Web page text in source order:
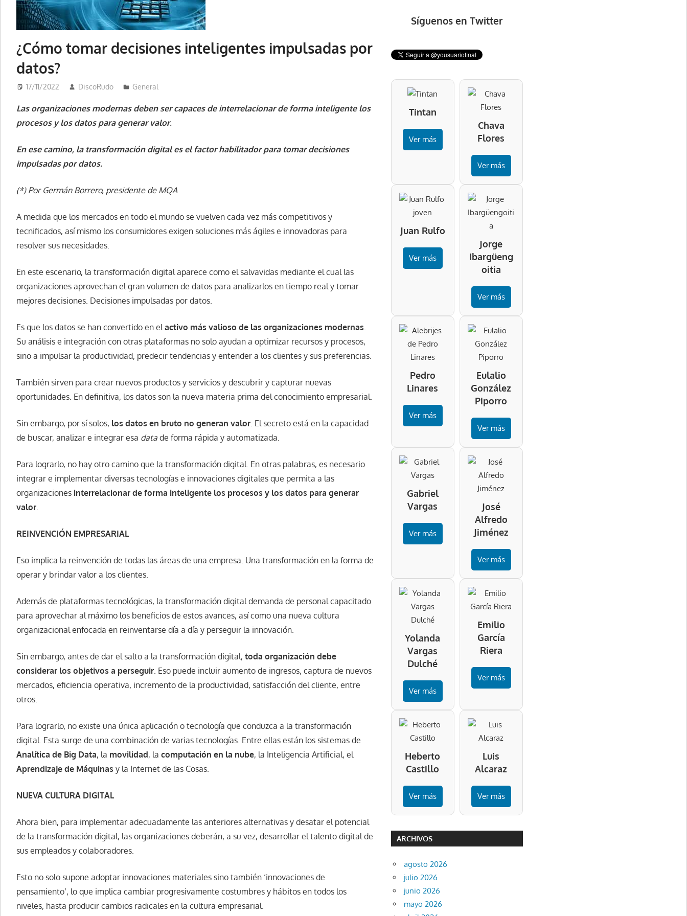
¿Cómo tomar decisiones inteligentes impulsadas por
datos?
17/11/2022 DiscoRudo General
Las organizaciones modernas deben ser capaces de interrelacionar de forma inteligente los
procesos y los datos para generar valor.
En ese camino, la transformación digital es el factor habilitador para tomar decisiones
impulsadas por datos.
(*) Por Germán Borrero, presidente de MQA
A medida que los mercados en todo el mundo se vuelven cada vez más competitivos y
tecnificados, así mismo los consumidores exigen soluciones más ágiles e innovadoras para
resolver sus necesidades.
En este escenario, la transformación digital aparece como el salvavidas mediante el cual las
organizaciones aprovechan el gran volumen de datos para analizarlos en tiempo real y tomar
mejores decisiones. Decisiones impulsadas por datos.
Es que los datos se han convertido en elactivo más valioso de las organizaciones modernas.
Su análisis e integración con otras plataformas no solo ayudan a optimizar recursos y procesos,
sino a impulsar la productividad, predecir tendencias y entender a los clientes y sus preferencias.
También sirven para crear nuevos productos y servicios y descubrir y capturar nuevas
oportunidades. En definitiva, los datos son la nueva materia prima del conocimiento empresarial.
Sin embargo, por sí solos, los datos en bruto no generan valor. El secreto está en la capacidad
de buscar, analizar e integrar esa data de forma rápida y automatizada.
Para lograrlo, no hay otro camino que la transformación digital. En otras palabras, es necesario
integrar e implementar diversas tecnologías e innovaciones digitales que permita a las
organizaciones interrelacionar de forma inteligente los procesos y los datos para generar
valor.
REINVENCIÓN EMPRESARIAL
Eso implica la reinvención de todas las áreas de una empresa. Una transformación en la forma de
operar y brindar valor a los clientes.
Además de plataformas tecnológicas, la transformación digital demanda de personal capacitado
para aprovechar al máximo los beneficios de estos avances, así como una nueva cultura
organizacional enfocada en reinventarse día a día y perseguir la innovación.
Sin embargo, antes de dar el salto a la transformación digital, toda organización debe
considerar los objetivos a perseguir. Eso puede incluir aumento de ingresos, captura de nuevos
mercados, eficiencia operativa, incremento de la productividad, satisfacción del cliente, entre
otros.
Para lograrlo, no existe una única aplicación o tecnología que conduzca a la transformación
digital. Esta surge de una combinación de varias tecnologías. Entre ellas están los sistemas de
Analítica de Big Data, la movilidad, la computación en la nube, la Inteligencia Artificial, el
Aprendizaje de Máquinas y la Internet de las Cosas.
NUEVA CULTURA DIGITAL
Ahora bien, para implementar adecuadamente las anteriores alternativas y desatar el potencial
de la transformación digital, las organizaciones deberán, a su vez, desarrollar el talento digital de
sus empleados y colaboradores.
Esto no solo supone adoptar innovaciones materiales sino también ‘innovaciones de
pensamiento’, lo que implica cambiar progresivamente costumbres y hábitos en todos los
niveles, hasta producir cambios radicales en la cultura empresarial.
Síguenos en Twitter
Tintan
Ver más
Chava
Flores
Ver más
Juan Rulfo
Ver más
Jorge
Ibargüeng
oitia
Ver más
Pedro
Linares
Ver más
Eulalio
González
Piporro
Ver más
Gabriel
Vargas
Ver más
José
Alfredo
Jiménez
Ver más
Yolanda
Vargas
Dulché
Ver más
Emilio
García
Riera
Ver más
Heberto
Castillo
Ver más
Luis
Alcaraz
Ver más
ARCHIVOS
agosto 2026
julio 2026
junio 2026
mayo 2026